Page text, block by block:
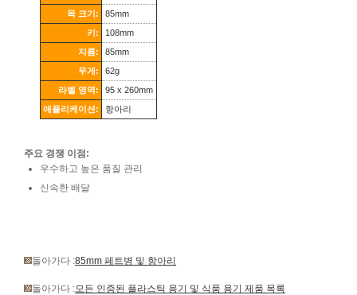
목 크기:
85mm
키:
108mm
지름:
85mm
무게:
62g
라벨 영역:
95 x 260mm
애플리케이션:
항아리
주요 경쟁 이점:
우수하고 높은 품질 관리
신속한 배달
돌아가다 :85mm 페트병 및 항아리
돌아가다 :모든 인증된 플라스틱 용기 및 식품 용기 제품 목록